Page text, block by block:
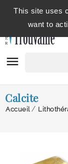

Calcite
Accueil
This site uses
want to